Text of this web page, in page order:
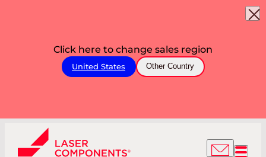
Click here to change sales region
United States Other Country